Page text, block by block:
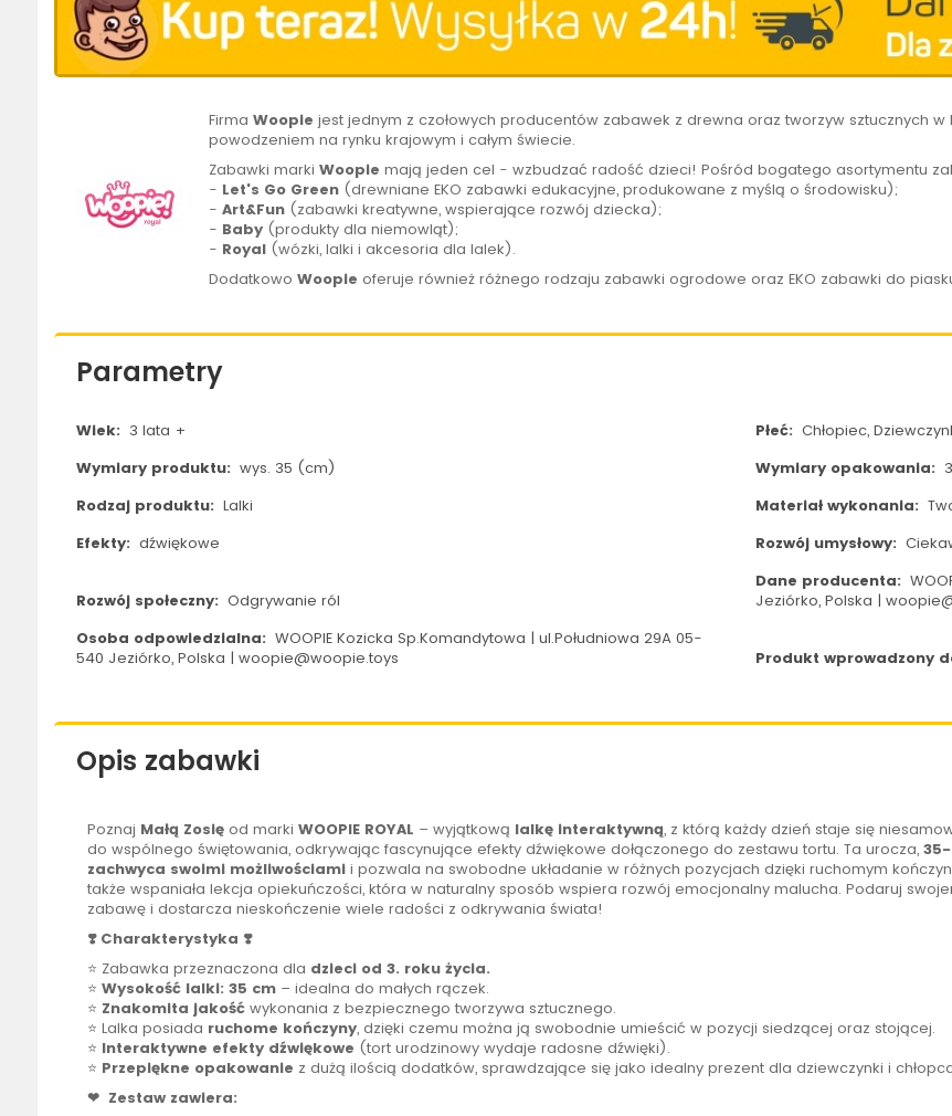
FirmaWoopiejest jednym z czołowych producentów zabawek z drewna oraz tworzyw sztucznych w
powodzeniem na rynku krajowym i całym świecie.
Zabawki markiWoopie mają jeden cel - wzbudzać radość dzieci! Pośród bogatego asortymentu
- Let's Go Green (drewniane EKO zabawki edukacyjne, produkowane z myślą o środowisku);
-Art&Fun (zabawki kreatywne, wspierające rozwój dziecka);
- Baby (produkty dla niemowląt);
- Royal (wózki, lalki i akcesoria dla lalek).
DodatkowoWoopie oferuje również różnego rodzaju zabawki ogrodowe oraz EKO zabawki do
Parametry
Wiek: 3 lata + Płeć: Chłopiec,
Wymiary produktu: wys. 35 (cm) Wymiary opakowania:
Rodzaj produktu: Lalki Materiał wykonania:
Efekty: dźwiękowe Rozwój umysłowy:
Rozwój społeczny: Odgrywanie ról
Dane producenta:
Jeziórko, Polska |
Osoba odpowiedzialna: WOOPIE Kozicka Sp.Komandytowa | ul.Południowa 29A 05-
540 Jeziórko, Polska | woopie@woopie.toys
Produkt wprowadzony
Opis zabawki
Poznaj Małą Zosięod marki WOOPIEROYAL – wyjątkową lalkę interaktywną, z którą każdy dzień staje się
do wspólnego świętowania, odkrywając fascynujące efekty dźwiękowe dołączonego do zestawu tortu. Ta urocza,
zachwyca swoimi możliwościamii pozwala na swobodne układanie w różnych pozycjach dzięki ruchomym
także wspaniała lekcja opiekuńczości, która w naturalny sposób wspiera rozwój emocjonalny malucha. Podaruj
zabawę i dostarcza nieskończenie wiele radości z odkrywania świata!
❣️ Charakterystyka ❣️
⭐ Zabawka przeznaczona dla dzieci od 3. roku życia.
⭐ Wysokość lalki: 35 cm– idealna do małych rączek.
⭐ Znakomita jakośćwykonania z bezpiecznego tworzywa sztucznego.
⭐ Lalka posiada ruchome kończyny, dzięki czemu można ją swobodnie umieścić w pozycji siedzącej oraz stojącej.
⭐ Interaktywne efekty dźwiękowe (tort urodzinowy wydaje radosne dźwięki).
⭐ Przepiękne opakowanie z dużą ilością dodatków, sprawdzające się jako idealny prezent dla dziewczynki i
❤ Zestaw zawiera: